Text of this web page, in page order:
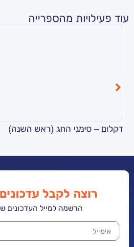
מהספרייה
החג (ראש השנה)
לקבל עדכונים ומתנות?
הרשמה למייל העדכונים של NetKids